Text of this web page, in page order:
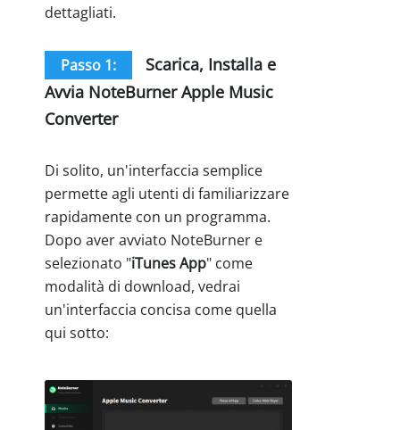
dettagliati.
Passo 1:
Scarica, Installa e
Avvia NoteBurner Apple Music
Converter
Di solito, un'interfaccia semplice
permette agli utenti di familiarizzare
rapidamente con un programma.
Dopo aver avviato NoteBurner e
selezionato "iTunes App" come
modalità di download, vedrai
un'interfaccia concisa come quella
qui sotto: